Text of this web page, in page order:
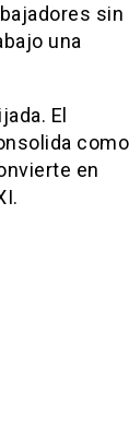
sin
una
El
como
en